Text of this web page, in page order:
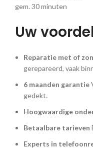
gem. 30 minuten
Uw
Reparatie met of
gerepareerd, vaak
6 maanden garantie
gedekt.
Hoogwaardige
Betaalbare tarieven
Experts in